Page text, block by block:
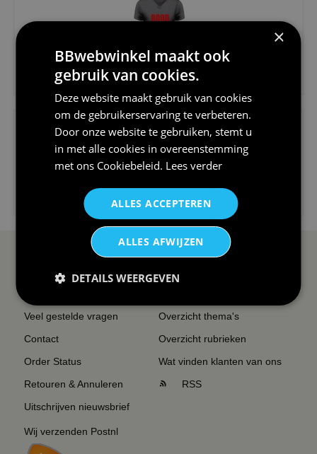
€24,95
V-hals shirt rood wit blauw st...
€24,95
I love korfbal t-shirt sport s...
SERVICE EN INFO
Veel gestelde vragen
Contact
Order Status
Retouren & Annuleren
Uitschrijven nieuwsbrief
Wij verzenden Postnl
OVERZICHT
Overzicht thema's
Overzicht rubrieken
Wat vinden klanten van ons
RSS
×
BBwebwinkel maakt ook
gebruik van cookies.
Deze website maakt gebruik van cookies
om de gebruikerservaring te verbeteren.
Door onze website te gebruiken, stemt u
in met alle cookies in overeenstemming
met ons Cookiebeleid. Lees verder
ALLES ACCEPTEREN
ALLES AFWIJZEN
DETAILS WEERGEVEN